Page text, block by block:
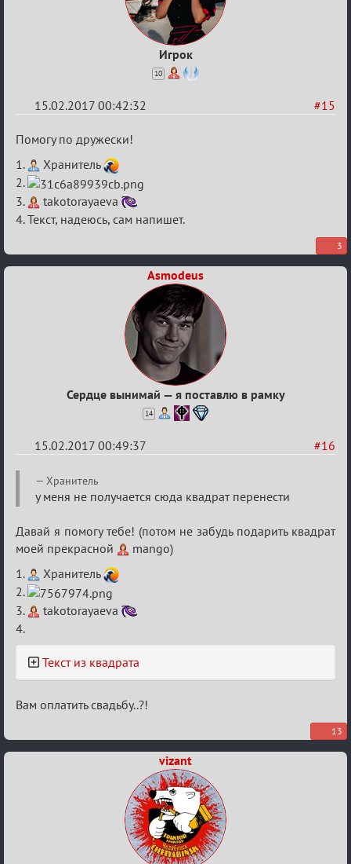
Игрок
10
#15
15.02.2017 00:42:32
Re:
Квадрат
Любви
Помогу по дружески!
1.
Хранитель
2.
3.
takotorayaeva
4. Текст, надеюсь, сам напишет.
3
Asmodeus
Сердце вынимай — я поставлю в рамку
14
#16
15.02.2017 00:49:37
Re:
Квадрат
Хранитель
у меня не получается сюда квадрат перенести
Давай я помогу тебе! (потом не забудь подарить квадрат
моей прекрасной
mango)
1.
Хранитель
2.
3.
takotorayaeva
4.
Текст из квадрата
Вам оплатить свадьбу..?!
13
vizant